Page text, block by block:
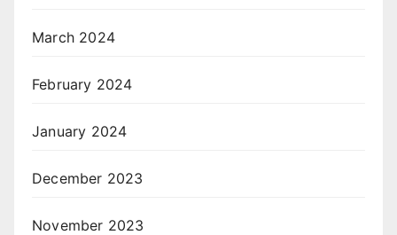
March 2024
February 2024
January 2024
December 2023
November 2023